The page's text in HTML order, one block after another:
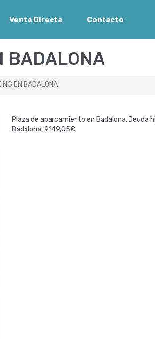
Venta Directa Contacto
BADALONA
EN BADALONA
Plaza de aparcamiento en Badalona. Deuda
Badalona: 9149,05€